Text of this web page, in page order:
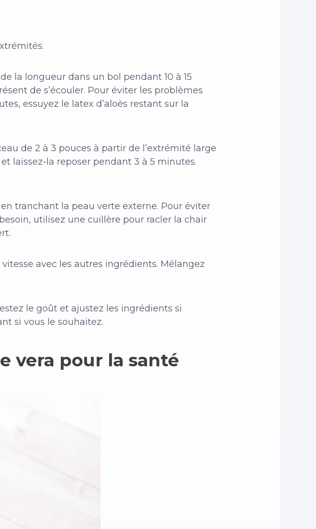
la longueur dans un bol pendant 10 à 15
de s’écouler. Pour éviter les problèmes
essuyez le latex d’aloès restant sur la
de 2 à 3 pouces à partir de l’extrémité large
laissez-la reposer pendant 3 à 5 minutes.
tranchant la peau verte externe. Pour éviter
utilisez une cuillère pour racler la chair
avec les autres ingrédients. Mélangez
le goût et ajustez les ingrédients si
si vous le souhaitez.
vera pour la santé